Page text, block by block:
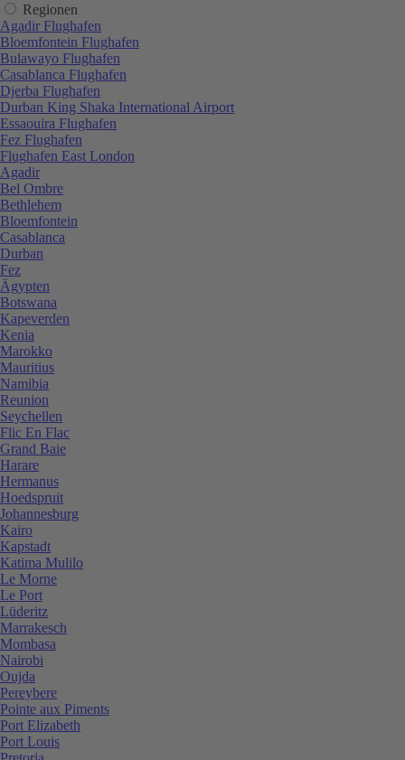
Regionen
Agadir Flughafen
Bloemfontein Flughafen
Bulawayo Flughafen
Casablanca Flughafen
Djerba Flughafen
Durban King Shaka International Airport
Essaouira Flughafen
Fez Flughafen
Flughafen East London
Agadir
Bel Ombre
Bethlehem
Bloemfontein
Casablanca
Durban
Fez
Ägypten
Botswana
Kapeverden
Kenia
Marokko
Mauritius
Namibia
Reunion
Seychellen
Flic En Flac
Grand Baie
Harare
Hermanus
Hoedspruit
Johannesburg
Kairo
Kapstadt
Katima Mulilo
Le Morne
Le Port
Lüderitz
Marrakesch
Mombasa
Nairobi
Oujda
Pereybere
Pointe aux Piments
Port Elizabeth
Port Louis